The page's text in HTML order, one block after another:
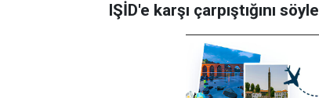
IŞİD'e karşı çarpıştığını